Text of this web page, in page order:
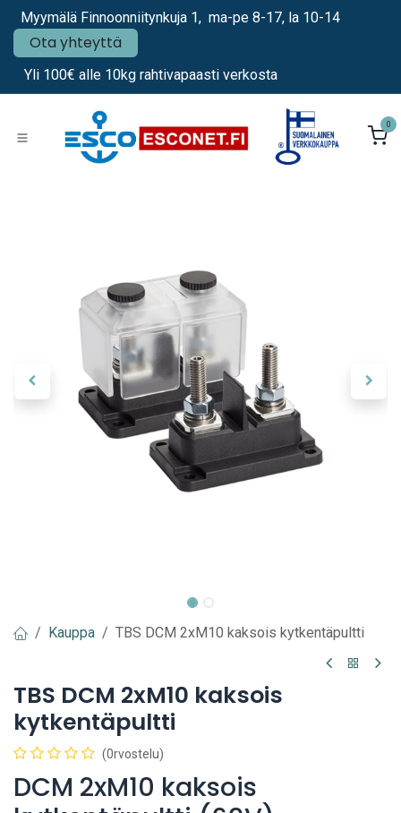
Siirry sisältöön
Myymälä Finnoonniitynkuja 1, ma-pe 8-17, la 10-14
Ota yhteyttä
Yli 100€ alle 10kg rahtivapaasti verkosta
0
Kauppa TBS DCM 2xM10 kaksois kytkentäpultti
TBS DCM 2xM10 kaksois
kytkentäpultti
(0rvostelu)
DCM 2xM10 kaksois